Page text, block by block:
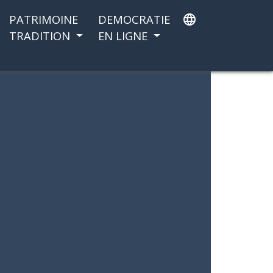
PATRIMOINE
TRADITION
DEMOCRATIE
EN LIGNE
language